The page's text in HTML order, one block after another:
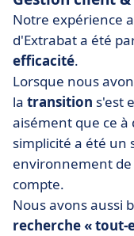
Notre expérience
d'Extrabat a été
efficacité.
Lorsque nous
la transition s'est
aisément que ce
simplicité a été
environnement
compte.
Nous avons aussi
recherche « tout-